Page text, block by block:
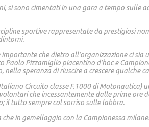
si sono cimentati in una gara a tempo sulle
sportive rappresentate da prestigiosi
che dietro all’organizzazione ci
Paolo Pizzamiglio piacentino d’hoc e
nella speranza di riuscire a crescere qualche
Circuito classe F.1000 di
volontari che incessantemente dalle prime
il tutto sempre col sorriso sulle labbra.
che in gemellaggio con la Campionessa